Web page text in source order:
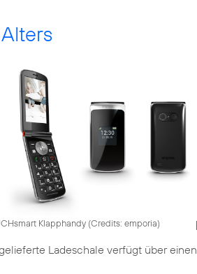
Klapphandy (Credits: emporia)
Ladeschale verfügt über einen